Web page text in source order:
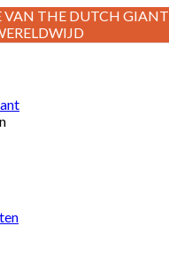
VAN THE DUTCH GIANT